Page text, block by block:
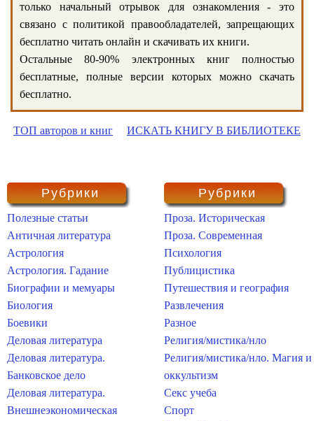
только начальный отрывок для ознакомления - это
связано с политикой правообладателей, запрещающих
бесплатно читать онлайн и скачивать их книги.
Остальные 80-90% электронных книг полностью
бесплатные, полные версии которых можно скачать
бесплатно.
ТОП авторов и книг ИСКАТЬ КНИГУ В БИБЛИОТЕКЕ
Рубрики
Полезные статьи
Античная литература
Астрология
Астрология. Гадание
Биографии и мемуары
Биология
Боевики
Деловая литература
Деловая литература.
Банковское дело
Деловая литература.
Внешнеэкономическая
Рубрики
Проза. Историческая
Проза. Современная
Психология
Публицистика
Путешествия и география
Развлечения
Разное
Религия/мистика/нло
Религия/мистика/нло. Магия и
оккультизм
Секс учеба
Спорт